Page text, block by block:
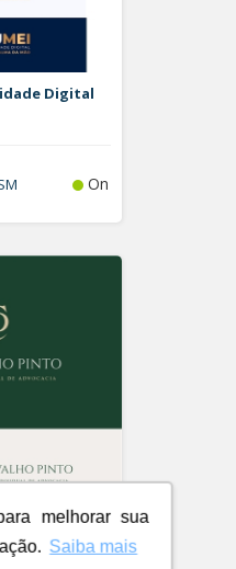
melhorar sua
Saiba mais
Digital
On